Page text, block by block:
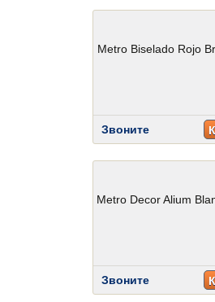
Metro Biselado Rojo
Звоните
Metro Decor Alium
Звоните